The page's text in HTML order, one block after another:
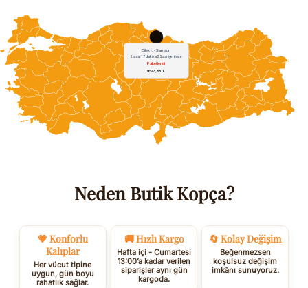
Neden Butik Kopça?
💗 Konforlu
Kalıplar
Her vücut tipine
uygun, gün boyu
rahatlık sağlar.
🚚 Hızlı Kargo
Hafta içi - Cumartesi
13:00’a kadar verilen
siparişler aynı gün
kargoda.
🔄 Kolay Değişim
Beğenmezsen
koşulsuz değişim
imkânı sunuyoruz.